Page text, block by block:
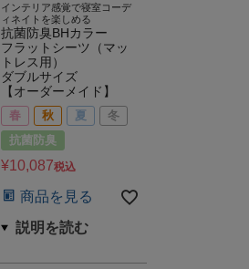
インテリア感覚で寝室コーデ
ィネイトを楽しめる
抗菌防臭BHカラー
フラットシーツ（マッ
トレス用）
ダブルサイズ
【オーダーメイド】
春 秋 夏
冬
抗菌防臭
¥10,087税込
商品を見る